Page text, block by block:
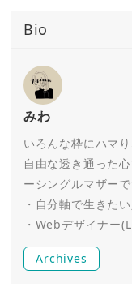
Bio
みわ
いろんな枠にハマ
自由な透き通った
ーシングルマザー
・自分軸で生きた
・Webデザイナー
Archives